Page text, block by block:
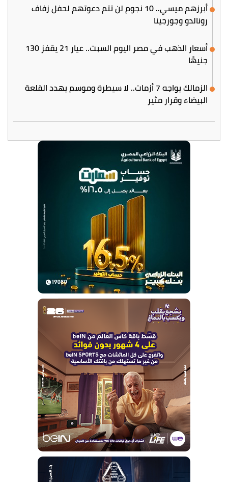
أبرزهم ميسي.. 10 نجوم لن تتم دعوتهم لحفل زفاف
رونالدو وجورجينا
أسعار الذهب في مصر اليوم السبت.. عيار 21 يقفز 130
جنيهًا
الزمالك يواجه 7 أزمات.. لا سيطرة وموسم يهدد القلعة
البيضاء وقرار مثير